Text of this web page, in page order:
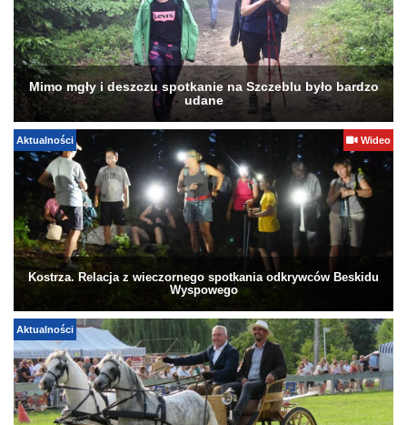
Mimo mgły i deszczu spotkanie na Szczeblu było bardzo
udane
Aktualności Wideo
Kostrza. Relacja z wieczornego spotkania odkrywców Beskidu
Wyspowego
Aktualności